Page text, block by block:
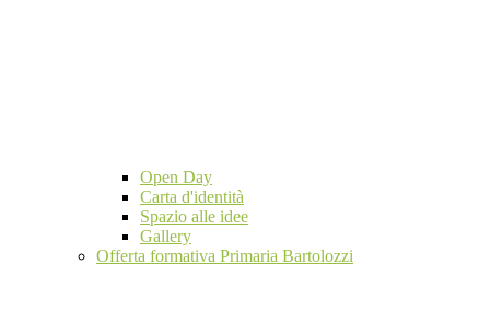
Open Day
Carta d'identità
Spazio alle idee
Gallery
Offerta formativa Primaria Bartolozzi